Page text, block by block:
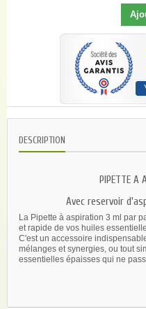
DESCRIPTION
PIPETTE A
Avec reservoir
La Pipette à aspiration 3 ml par
et rapide de vos huiles
C'est un accessoire
mélanges et synergies, ou tout
essentielles épaisses qui ne